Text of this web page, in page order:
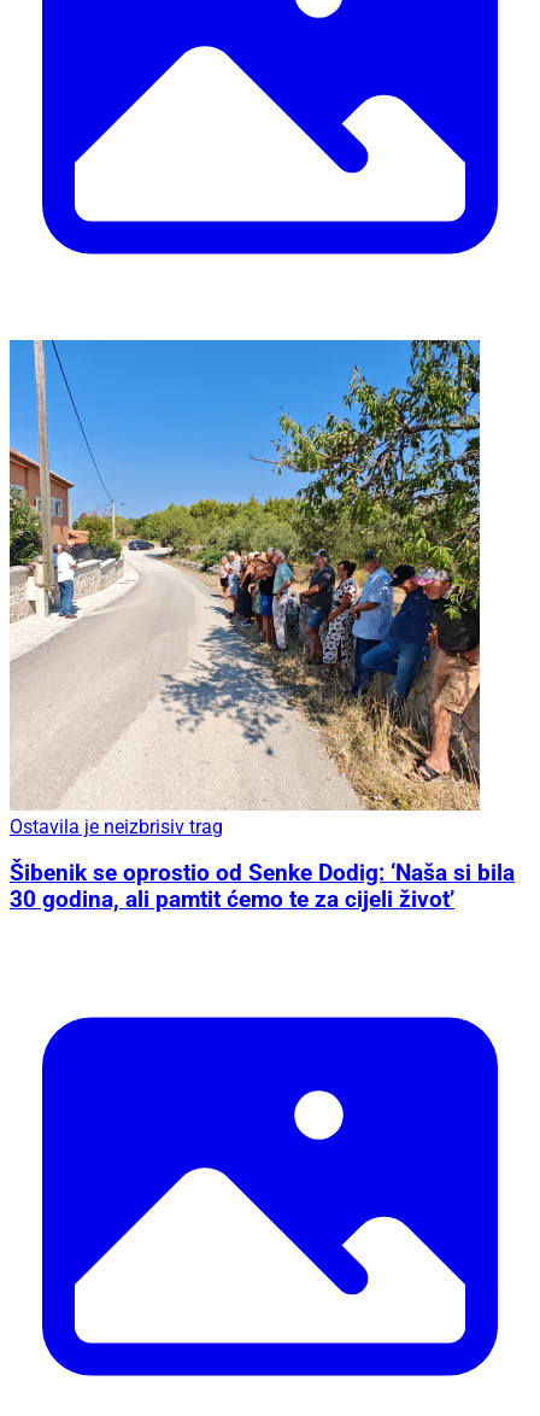
Ostavila je neizbrisiv trag
Šibenik se oprostio od Senke Dodig: ‘Naša si bila
30 godina, ali pamtit ćemo te za cijeli život’